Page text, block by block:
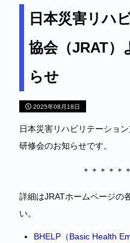
日本災害リハ
協会（JRAT）
らせ
2025年08月18日
日本災害リハビリテーショ
研修会のお知らせです。
＊＊＊＊＊
詳細はJRATホームページの
い。
BHELP（Basic Health